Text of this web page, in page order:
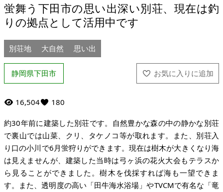
蛍舞う下田市の思い出深い別荘、現在は釣
りの拠点として活用中です
別荘地 大自然 思い出
静岡県下田市
16,504 180
約30年前に建築した別荘です。自然豊かな森の中の静かな別荘
で裏山では山菜、クリ、タケノコ等が取れます。また、別荘入
り口の小川で6月蛍狩りができます。現在は樹木が大きくなり海
は見えませんが、建築した当時は弓ヶ浜の花火大会もテラスか
ら見ることができました。樹木を伐採すれば海も一望できま
す。また、透明度の高い「田牛海水浴場」やTVCMで有名な「竜